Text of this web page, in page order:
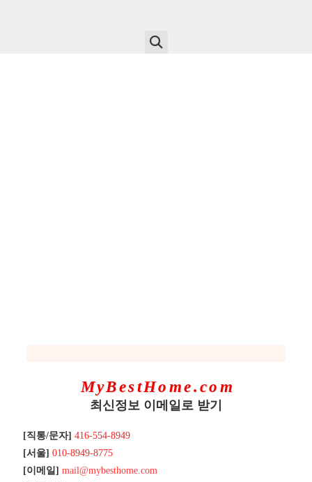
MyBestHome.com
최신정보 이메일로 받기
[직통/문자] 416-554-8949
[서울] 010-8949-8775
[이메일] mail@mybesthome.com